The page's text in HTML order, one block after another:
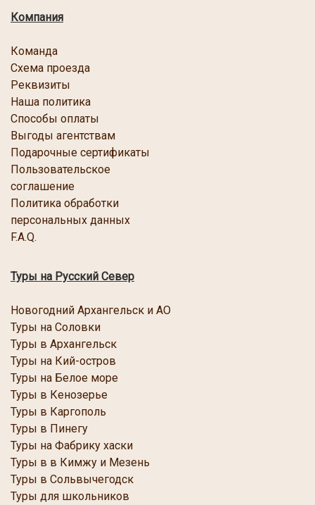
Компания
Команда
Схема проезда
Реквизиты
Наша политика
Способы оплаты
Выгоды агентствам
Подарочные сертификаты
Пользовательское
соглашение
Политика обработки
персональных данных
F.A.Q.
Туры на Русский Север
Новогодний Архангельск и АО
Туры на Соловки
Туры в Архангельск
Туры на Кий-остров
Туры на Белое море
Туры в Кенозерье
Туры в Каргополь
Туры в Пинегу
Туры на Фабрику хаски
Туры в в Кимжу и Мезень
Туры в Сольвычегодск
Туры для школьников